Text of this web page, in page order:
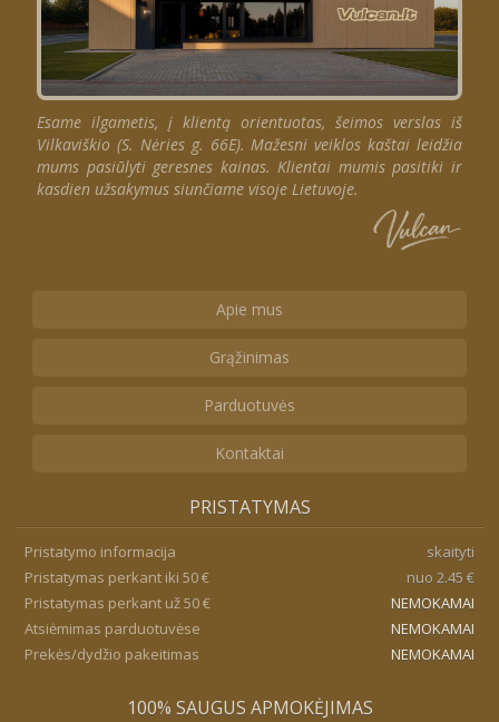
Esame ilgametis, į klientą orientuotas, šeimos verslas iš
Vilkaviškio (S. Nėries g. 66E). Mažesni veiklos kaštai leidžia
mums pasiūlyti geresnes kainas. Klientai mumis pasitiki ir
kasdien užsakymus siunčiame visoje Lietuvoje.
Apie mus
Grąžinimas
Parduotuvės
Kontaktai
PRISTATYMAS
Pristatymo informacija
skaityti
Pristatymas perkant iki 50 €
nuo 2.45 €
Pristatymas perkant už 50 €
NEMOKAMAI
Atsiėmimas parduotuvėse
NEMOKAMAI
Prekės/dydžio pakeitimas
NEMOKAMAI
100% SAUGUS APMOKĖJIMAS